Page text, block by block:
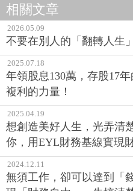
相關文章
2026.05.09
不要在別人的「翻轉人生
2025.07.18
年領股息130萬，存股17
複利的力量！
2025.04.19
想創造美好人生，光弄清
你，用EYL財務基線實現
2024.12.11
無須工作，卻可以達到「